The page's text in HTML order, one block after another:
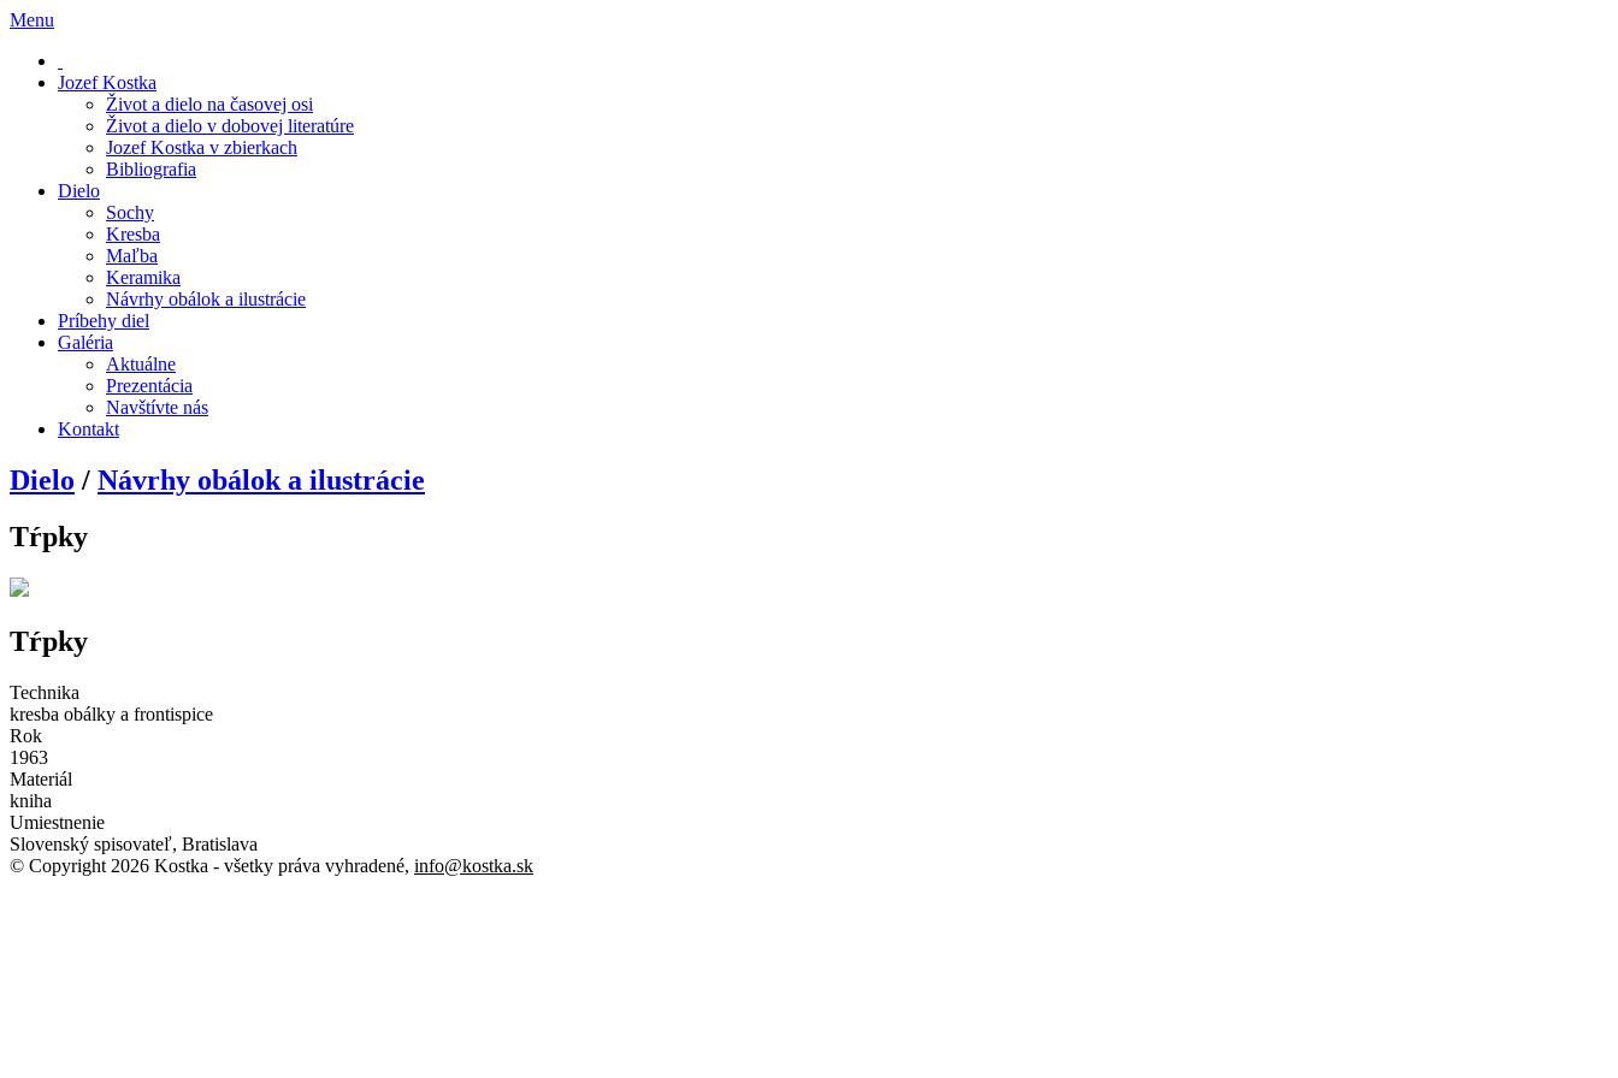
Menu
Jozef Kostka
Život a dielo na časovej osi
Život a dielo v dobovej literatúre
Jozef Kostka v zbierkach
Bibliografia
Dielo
Sochy
Kresba
Maľba
Keramika
Návrhy obálok a ilustrácie
Príbehy diel
Galéria
Aktuálne
Prezentácia
Navštívte nás
Kontakt
Dielo / Návrhy obálok a ilustrácie
Tŕpky
Tŕpky
Technika
kresba obálky a frontispice
Rok
1963
Materiál
kniha
Umiestnenie
Slovenský spisovateľ, Bratislava
© Copyright 2026 Kostka - všetky práva vyhradené, info@kostka.sk